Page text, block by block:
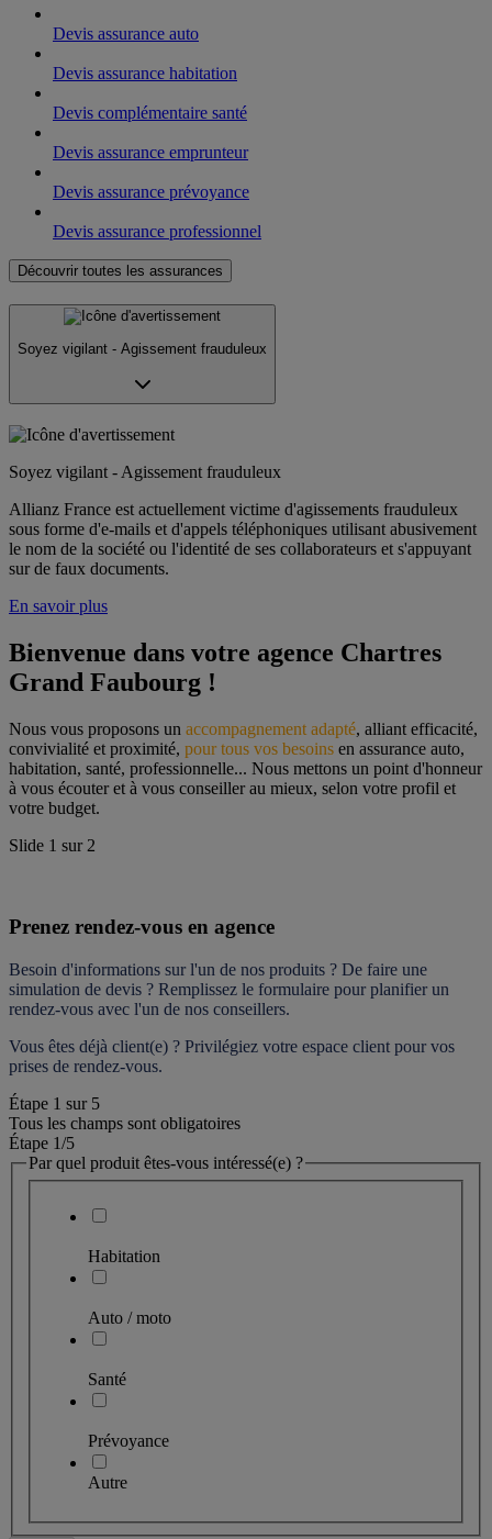
Devis assurance auto
Devis assurance habitation
Devis complémentaire santé
Devis assurance emprunteur
Devis assurance prévoyance
Devis assurance professionnel
Découvrir toutes les assurances
Soyez vigilant - Agissement frauduleux
Soyez vigilant - Agissement frauduleux
Allianz France est actuellement victime d'agissements frauduleux
sous forme d'e-mails et d'appels téléphoniques utilisant abusivement
le nom de la société ou l'identité de ses collaborateurs et s'appuyant
sur de faux documents.
En savoir plus
Bienvenue dans votre agence Chartres
Grand Faubourg !
Nous vous proposons un accompagnement adapté, alliant efficacité,
convivialité et proximité, pour tous vos besoins en assurance auto,
habitation, santé, professionnelle... Nous mettons un point d'honneur
à vous écouter et à vous conseiller au mieux, selon votre profil et
votre budget.
Slide 1 sur 2
Prenez rendez-vous en agence
Besoin d'informations sur l'un de nos produits ? De faire une
simulation de devis ? Remplissez le formulaire pour planifier un
rendez-vous avec l'un de nos conseillers.
Vous êtes déjà client(e) ? Privilégiez votre espace client pour vos
prises de rendez-vous.
Étape 1 sur 5
Tous les champs sont obligatoires
Étape 1/5
Par quel produit êtes-vous intéressé(e) ?
Habitation
Auto / moto
Santé
Prévoyance
Autre